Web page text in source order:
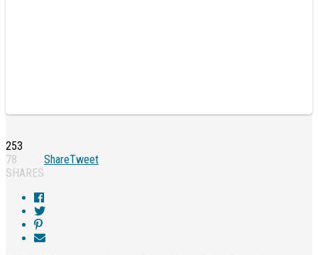
253
78
SHARES
ShareTweet